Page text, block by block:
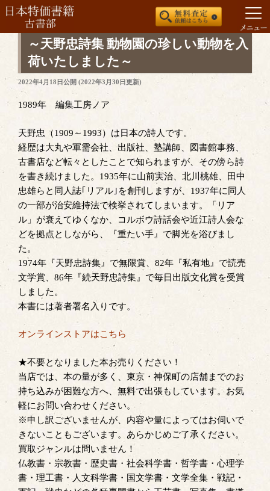
プ
～天野忠詩集 動物園の珍しい動物を入
荷いたしました～
投
稿
日:
2022年4月18日公開 (2022年3月30日更新)
1989年 編集工房ノア
天野忠（1909～1993）は日本の詩人です。
経歴は大丸や軍需会社、出版社、塾講師、図書館事務、
古書店など転々としたことで知られますが、その傍ら詩
を書き続けました。1935年に山前実治、北川桃雄、田中
忠雄らと同人誌｢リアル｣を創刊しますが、1937年に同人
の一部が治安維持法で検挙されてしまいます。「リア
ル」が衰えてゆくなか、コルボウ詩話会や近江詩人会な
どを拠点としながら、『重たい手』で脚光を浴びまし
た。
1974年『天野忠詩集』で無限賞、82年『私有地』で読売
文学賞、86年『続天野忠詩集』で毎日出版文化賞を受賞
しました。
本書には著者署名入りです。
オンラインストアはこちら
★不要となりました本お売りください！
当店では、本の量が多く、東京・神保町の店舗までのお
持ち込みが困難な方へ、無料で出張もしています。お気
軽にお問い合わせください。
※申し訳ございませんが、内容や量によってはお伺いで
きないこともございます。あらかじめご了承ください。
買取ジャンルは問いません！
仏教書・宗教書・歴史書・社会科学書・哲学書・心理学
書・理工書・人文科学書・国文学書・文学全集・戦記・